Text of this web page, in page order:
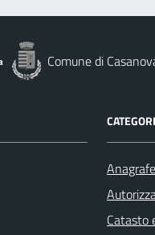
Comune di
Catasto